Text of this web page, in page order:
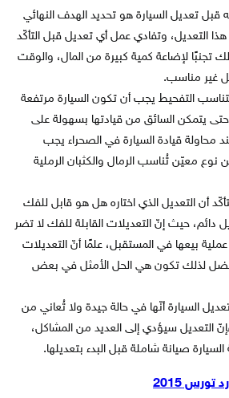
قبل تعديل السيارة هو تحديد الهدف النهائي
التعديل، وتفادي عمل أي تعديل قبل التأكّد
تجنبًا لإضاعة كمية كبيرة من المال، والوقت
غير مناسب.
التفحيط يجب أن تكون السيارة مرتفعة
يتمكن السائق من قيادتها بسهولة على
محاولة قيادة السيارة في الصحراء يجب
معيّن تُناسب الرمال والكثبان الرملية
أن التعديل الذي اختاره هل هو قابل للفك
دائم، حيث إنّ التعديلات القابلة للفك لا تضر
بيعها في المستقبل، علمًا أنّ التعديلات
وأفضل لذلك تكون هي الحل الأمثل في بعض
السيارة أنّها في حالة جيدة ولا تُعاني من
التعديل سيؤدي إلى العديد من المشاكل،
صيانة شاملة قبل البدء بتعديلها.
تورس 2015